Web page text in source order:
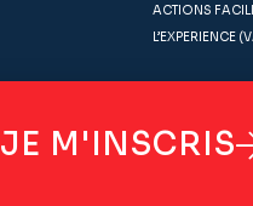
ACTIONS
L’EXPERIENCE
Politique de confidentialité
JE M'INSCRIS